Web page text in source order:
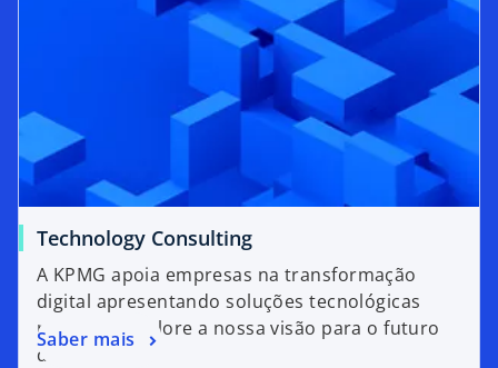
Technology Consulting
A KPMG apoia empresas na transformação
digital apresentando soluções tecnológicas
robustas. Explore a nossa visão para o futuro
digital.
Saber mais